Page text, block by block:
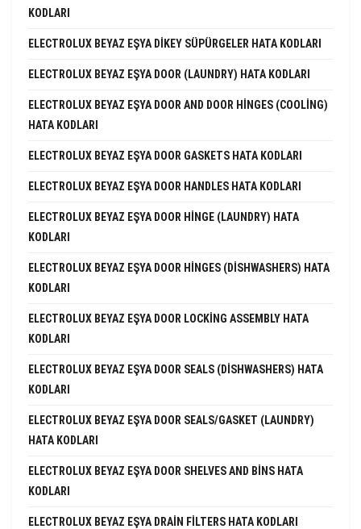
KODLARI
ELECTROLUX BEYAZ EŞYA DIKEY SÜPÜRGELER HATA KODLARI
ELECTROLUX BEYAZ EŞYA DOOR (LAUNDRY) HATA KODLARI
ELECTROLUX BEYAZ EŞYA DOOR AND DOOR HINGES (COOLING)
HATA KODLARI
ELECTROLUX BEYAZ EŞYA DOOR GASKETS HATA KODLARI
ELECTROLUX BEYAZ EŞYA DOOR HANDLES HATA KODLARI
ELECTROLUX BEYAZ EŞYA DOOR HINGE (LAUNDRY) HATA
KODLARI
ELECTROLUX BEYAZ EŞYA DOOR HINGES (DISHWASHERS) HATA
KODLARI
ELECTROLUX BEYAZ EŞYA DOOR LOCKING ASSEMBLY HATA
KODLARI
ELECTROLUX BEYAZ EŞYA DOOR SEALS (DISHWASHERS) HATA
KODLARI
ELECTROLUX BEYAZ EŞYA DOOR SEALS/GASKET (LAUNDRY)
HATA KODLARI
ELECTROLUX BEYAZ EŞYA DOOR SHELVES AND BINS HATA
KODLARI
ELECTROLUX BEYAZ EŞYA DRAIN FILTERS HATA KODLARI